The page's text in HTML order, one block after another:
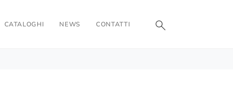
CATALOGHI NEWS CONTATTI